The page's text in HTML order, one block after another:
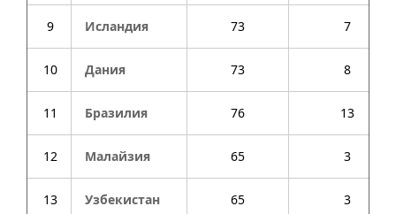
9 Исландия 73 7
10 Дания 73 8
11 Бразилия 76 13
12 Малайзия 65 3
13 Узбекистан 65 3